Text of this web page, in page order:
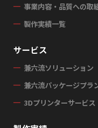
事業内容・品質への取
製作実績一覧
サービス
兼六流ソリューション
兼六流パッケージプラ
3Dプリンターサービス